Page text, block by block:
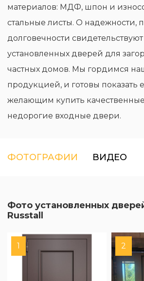
материалов: МДФ, шпон и
стальные листы. О надежности,
долговечности
установленных дверей для
частных домов. Мы гордимся
продукцией, и готовы показать
желающим купить
недорогие входные двери.
ФОТОГРАФИИ ВИДЕО
Фото установленных
Russtall
1 2